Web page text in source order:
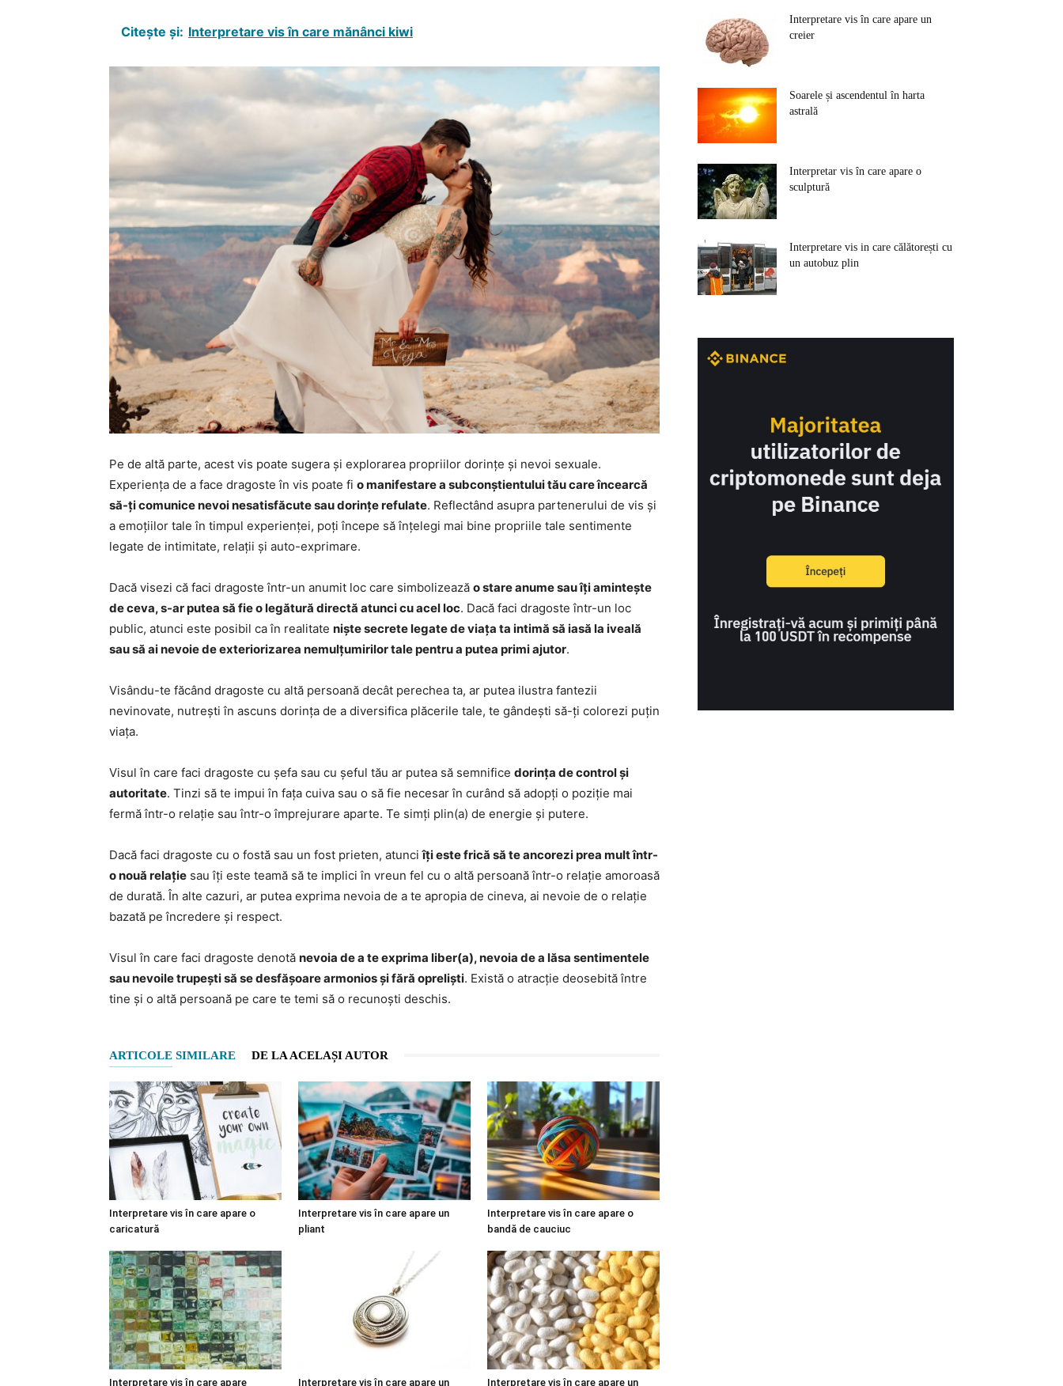
Citește și: Interpretare vis în care mănânci kiwi
Pe de altă parte, acest vis poate sugera și explorarea propriilor dorințe și nevoi sexuale.
Experiența de a face dragoste în vis poate fi o manifestare a subconștientului tău care încearcă
să-ți comunice nevoi nesatisfăcute sau dorințe refulate. Reflectând asupra partenerului de vis și
a emoțiilor tale în timpul experienței, poți începe să înțelegi mai bine propriile tale sentimente
legate de intimitate, relații și auto-exprimare.
Dacă visezi că faci dragoste într-un anumit loc care simbolizează o stare anume sau îți amintește
de ceva, s-ar putea să fie o legătură directă atunci cu acel loc. Dacă faci dragoste într-un loc
public, atunci este posibil ca în realitate niște secrete legate de viața ta intimă să iasă la iveală
sau să ai nevoie de exteriorizarea nemulțumirilor tale pentru a putea primi ajutor.
Visându-te făcând dragoste cu altă persoană decât perechea ta, ar putea ilustra fantezii
nevinovate, nutrești în ascuns dorința de a diversifica plăcerile tale, te gândești să-ți colorezi puțin
viața.
Visul în care faci dragoste cu șefa sau cu șeful tău ar putea să semnifice dorința de control și
autoritate. Tinzi să te impui în fața cuiva sau o să fie necesar în curând să adopți o poziție mai
fermă într-o relație sau într-o împrejurare aparte. Te simți plin(a) de energie și putere.
Dacă faci dragoste cu o fostă sau un fost prieten, atunciîți este frică să te ancorezi prea mult într-
o nouă relație sau îți este teamă să te implici în vreun fel cu o altă persoană într-o relație amoroasă
de durată. În alte cazuri, ar putea exprima nevoia de a te apropia de cineva, ai nevoie de o relație
bazată pe încredere și respect.
Visul în care faci dragoste denotă nevoia de a te exprima liber(a), nevoia de a lăsa sentimentele
sau nevoile trupești să se desfășoare armonios și fără opreliști. Există o atracție deosebită între
tine și o altă persoană pe care te temi să o recunoști deschis.
ARTICOLE SIMILARE DE LA ACELAȘI AUTOR
Interpretare vis în care apare o
caricatură
Interpretare vis în care apare un
pliant
Interpretare vis în care apare o
bandă de cauciuc
Interpretare vis în care apare Interpretare vis în care apare un Interpretare vis în care apare un
Interpretare vis în care apare un
creier
Soarele și ascendentul în harta
astrală
Interpretar vis în care apare o
sculptură
Interpretare vis in care călătorești cu
un autobuz plin